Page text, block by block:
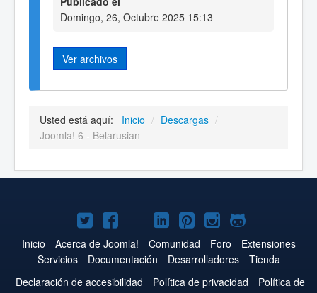
Domingo, 26, Octubre 2025 15:13
Ver archivos
Usted está aquí: Inicio / Descargas /
Joomla! 6 - Belarusian
Joomla!
en
Twitter
Joomla!
en
Facebook
Joomla!
en
YouTube
Joomla!
en
LinkedIn
Joomla!
en
Pinterest
Joomla!
en
Instagram
Joomla!
en
GitHub
Inicio Acerca de Joomla! Comunidad Foro
Extensiones
Servicios
Documentación Desarrolladores
Tienda
Declaración de accesibilidad
Política de privacidad
Política de